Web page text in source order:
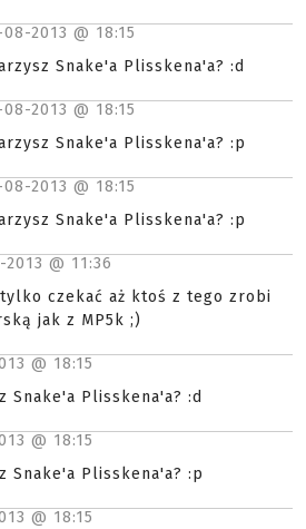
2013 @ 18:15
Snake'a Plisskena'a? :d
2013 @ 18:15
Snake'a Plisskena'a? :p
2013 @ 18:15
Snake'a Plisskena'a? :p
@ 11:36
tylko czekać aż ktoś z tego zrobi
jak z MP5k ;)
@ 18:15
Snake'a Plisskena'a? :d
@ 18:15
Snake'a Plisskena'a? :p
@ 18:15